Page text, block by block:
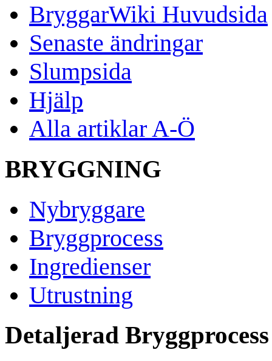
BryggarWiki Huvudsida
Senaste ändringar
Slumpsida
Hjälp
Alla artiklar A-Ö
BRYGGNING
Nybryggare
Bryggprocess
Ingredienser
Utrustning
Detaljerad Bryggprocess